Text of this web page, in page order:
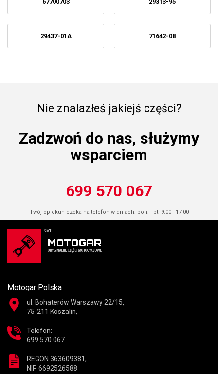
67700703 29313-95
29437-01A 71642-08
Nie znalazłeś jakiejś części?
Zadzwoń do nas, służymy
wsparciem
699 570 067
Twój opiekun czeka na telefon w dniach: pon. - pt. 9.00 - 17.00
Motogar Polska
ul. Bohaterów Warszawy 22/15,
75-211 Koszalin,
Telefon:
699 570 067
REGON 363609381,
NIP 6692526588